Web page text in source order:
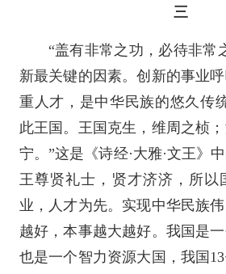
三
“盖有非常之功，必待非常
新最关键的因素。创新的事业
重人才，是中华民族的悠久传
此王国。王国克生，维周之桢
宁。”这是《诗经·大雅·文王》
王尊贤礼士，贤才济济，所以
业，人才为先。实现中华民族
越好，本事越大越好。我国是
也是一个智力资源大国，我国